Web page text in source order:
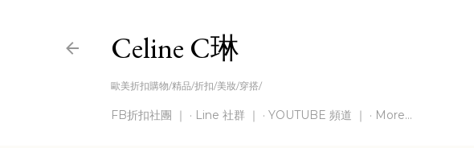
Celine C琳
歐美折扣購物/精品/折扣/美妝/穿搭/
FB折扣社團 ｜ Line 社群 ｜ YOUTUBE 頻道 ｜ More…